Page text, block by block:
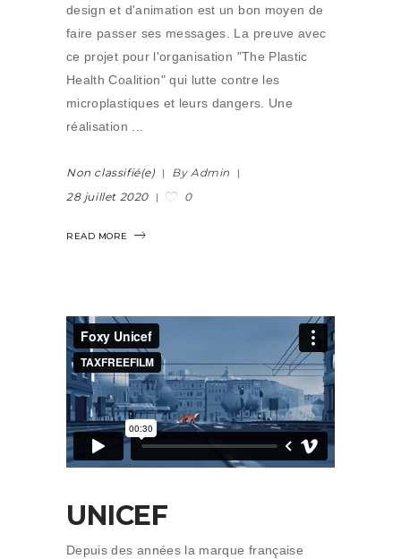
design et d'animation est un bon moyen de
faire passer ses messages. La preuve avec
ce projet pour l'organisation "The Plastic
Health Coalition" qui lutte contre les
microplastiques et leurs dangers. Une
réalisation
Non classifié(e)
By Admin
28 juillet 2020
0
READ MORE
UNICEF
Depuis des années la marque française